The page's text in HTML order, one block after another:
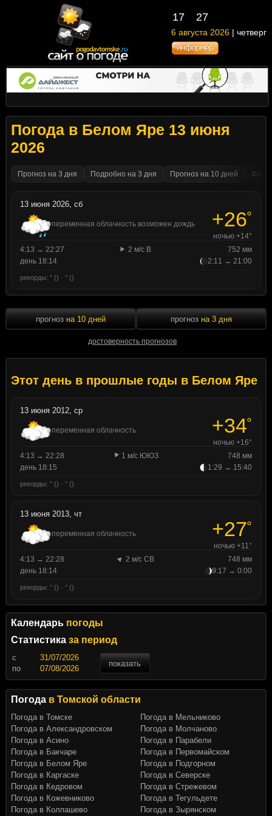
17 27
6 августа 2026 | четверг
Погода в Белом Яре 13 июня
2026
Прогноз на 3 дня Подробно на 3 дня Прогноз на 10 дней
13 июня 2026, сб
переменная облачность возможен дождь +26°
ночью +14°
4:13 → 22:27
2 м/с В
752 мм
день 18:14
2:11 → 21:00
рекорды: ° () · ° ()
прогноз на 10 дней
достоверность прогнозов
прогноз на 3 дня
Этот день в прошлые годы в Белом Яре
13 июня 2012, ср
переменная облачность +34°
ночью +16°
4:13 → 22:28
1 м/с ЮЮЗ
748 мм
день 18:15
1:29 → 15:40
рекорды: ° () · ° ()
13 июня 2013, чт
переменная облачность +27°
ночью +11°
4:13 → 22:28
2 м/с СВ
748 мм
день 18:14
9:17 → 0:00
рекорды: ° () · ° ()
Календарь погоды
Статистика за период
c
показать
по
Погода в Томской области
Погода в Томске
Погода в Александровском
Погода в Асино
Погода в Бакчаре
Погода в Белом Яре
Погода в Каргаске
Погода в Кедровом
Погода в Кожевниково
Погода в Колпашево
Погода в Мельниково
Погода в Молчаново
Погода в Парабели
Погода в Первомайском
Погода в Подгорном
Погода в Северске
Погода в Стрежевом
Погода в Тегульдете
Погода в Зырянском